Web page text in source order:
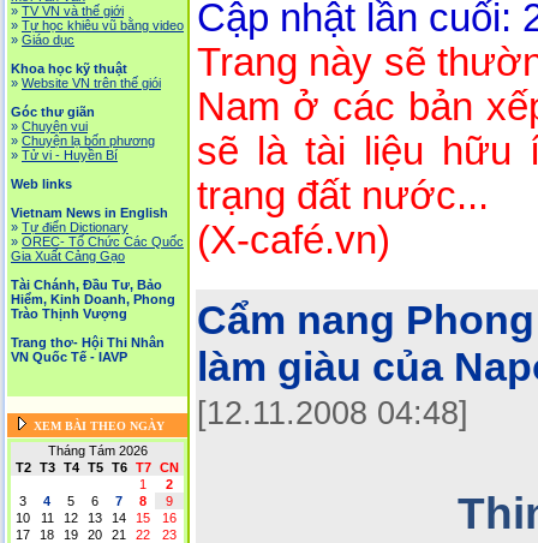
» TV VN và thế giới
» Tự học khiêu vũ bằng video
» Giáo dục
Khoa học kỹ thuật
» Website VN trên thế giói
Góc thư giãn
» Chuyện vui
» Chuyện lạ bốn phương
» Tử vi - Huyền Bí
Web links
Vietnam News in English
» Tự điển Dictionary
» OREC- Tố Chức Các Quốc
Gia Xuất Cảng Gạo
Tài Chánh, Đầu Tư, Bảo
Hiểm, Kinh Doanh, Phong
Trào Thịnh Vượng
Trang thơ- Hội Thi Nhân
VN Quốc Tế - IAVP
XEM BÀI THEO NGÀY
Tháng Tám 2026
T2
T3 T4 T5 T6 T7
CN
1
2
3
4 5 6 7 8
9
10
11 12 13 14 15
16
17
18 19 20 21 22
23
Cập nhật lần cuối:
Trang này sẽ
Nam ở các bản
sẽ là tài liệu hữu
trạng đất nước...
(X-café.vn)
Cẩm nang
làm giàu của
[12.11.2008 04:48]